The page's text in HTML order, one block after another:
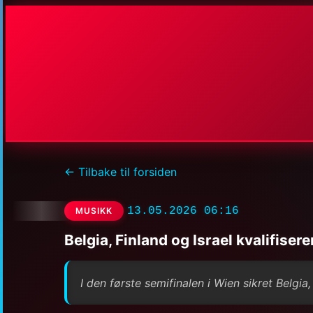
← Tilbake til forsiden
MUSIKK 13.05.2026 06:16
Belgia, Finland og Israel
I den første semifinalen i Wien sikret